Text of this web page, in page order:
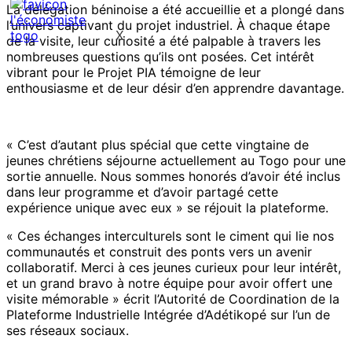
X
La délégation béninoise a été accueillie et a plongé dans
l’univers captivant du projet industriel. À chaque étape
de la visite, leur curiosité a été palpable à travers les
nombreuses questions qu’ils ont posées. Cet intérêt
vibrant pour le Projet PIA témoigne de leur
enthousiasme et de leur désir d’en apprendre davantage.
« C’est d’autant plus spécial que cette vingtaine de
jeunes chrétiens séjourne actuellement au Togo pour une
sortie annuelle. Nous sommes honorés d’avoir été inclus
dans leur programme et d’avoir partagé cette
expérience unique avec eux » se réjouit la plateforme.
« Ces échanges interculturels sont le ciment qui lie nos
communautés et construit des ponts vers un avenir
collaboratif. Merci à ces jeunes curieux pour leur intérêt,
et un grand bravo à notre équipe pour avoir offert une
visite mémorable » écrit l’Autorité de Coordination de la
Plateforme Industrielle Intégrée d’Adétikopé sur l’un de
ses réseaux sociaux.